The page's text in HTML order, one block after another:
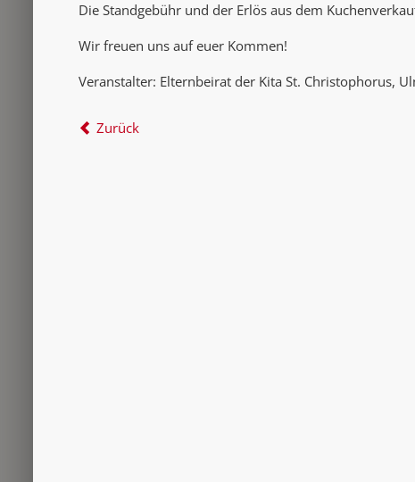
Die Standgebühr und der Erlös aus dem
Wir freuen uns auf euer Kommen!
Veranstalter: Elternbeirat der Kita St. Christophorus,
Zurück